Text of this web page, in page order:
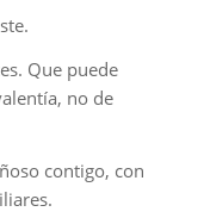
Que puede
no de
contigo, con